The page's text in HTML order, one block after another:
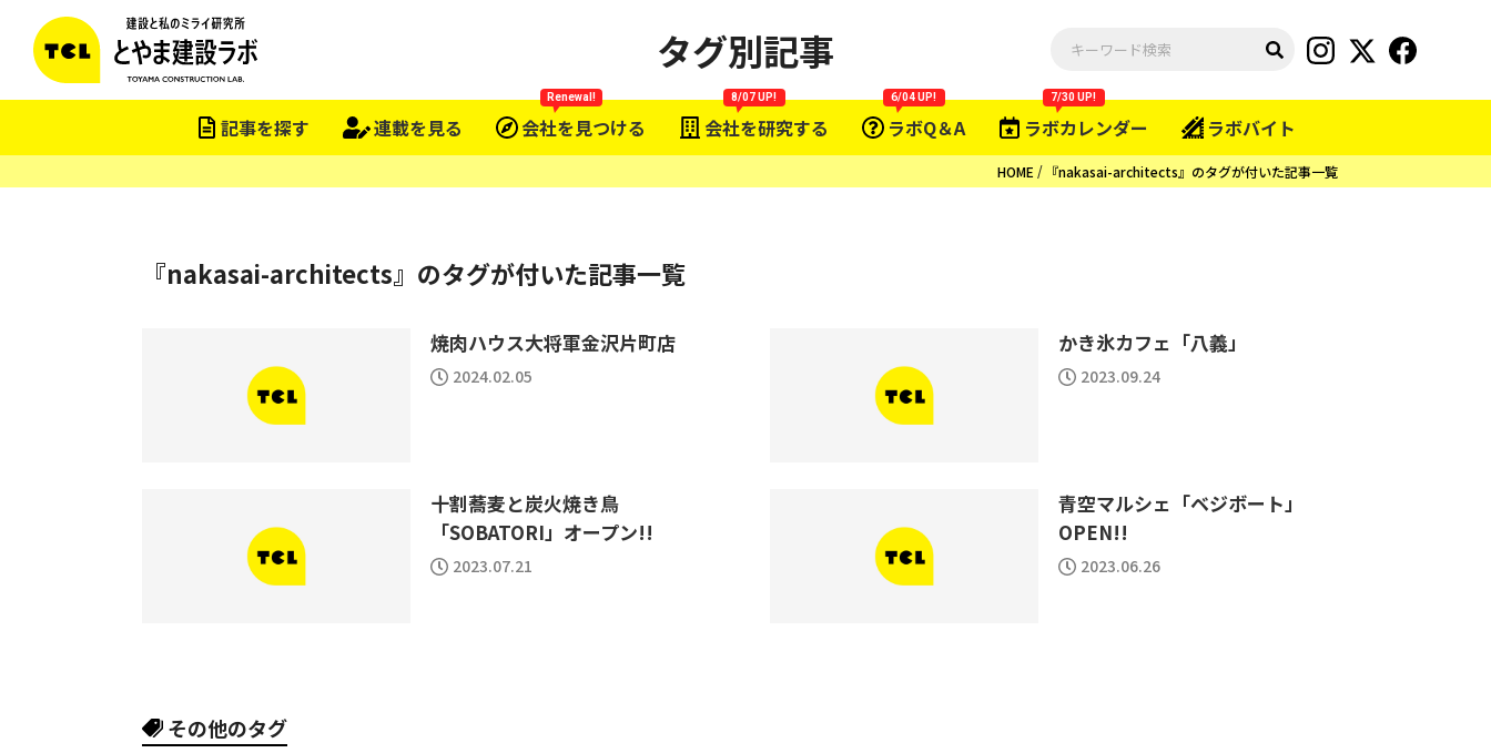
記事を探す 連載を見る 会社を見つける
Renewal!
会社を研究する
8/07 UP!
ラボQ＆A
6/04 UP!
ラボカレンダー
7/30 UP!
ラボバイト
タグ別記事
HOME 『nakasai-architects』のタグが付いた記事一覧
『nakasai-architects』のタグが付いた記事一覧
焼肉ハウス大将軍金沢片町店
2024.02.05
かき氷カフェ「八義」
2023.09.24
十割蕎麦と炭火焼き鳥
「SOBATORI」オープン!!
2023.07.21
青空マルシェ「ベジボート」
OPEN!!
2023.06.26
その他のタグ